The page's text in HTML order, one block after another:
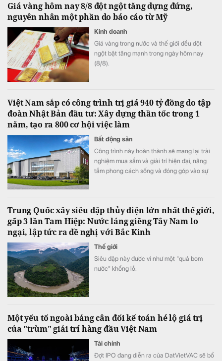
Giá vàng hôm nay 8/8 đột ngột tăng dựng đứng,
nguyên nhân một phần do báo cáo từ Mỹ
Kinh doanh
Giá vàng trong nước và thế giới đều đột
ngột bật tăng mạnh trong ngày hôm nay
(8/8).
Việt Nam sắp có công trình trị giá 940 tỷ đồng do tập
đoàn Nhật Bản đầu tư: Xây dựng thần tốc trong 1
năm, tạo ra 800 cơ hội việc làm
Bất động sản
Công trình này hoàn thành sẽ mang lại trải
nghiệm mua sắm và giải trí hiện đại, nâng
tầm phong cách sống và đóng góp vào sự
Trung Quốc xây siêu đập thủy điện lớn nhất thế giới,
gấp 3 lần Tam Hiệp: Nước láng giềng Tây Nam lo
ngại, lập tức ra đề nghị với Bắc Kinh
Thế giới
Siêu đập này được ví như một "quả bom
nước" khổng lồ.
Một yếu tố ngoài bảng cân đối kế toán hé lộ giá trị
của "trùm" giải trí hàng đầu Việt Nam
Tài chính
Đợt IPO đang diễn ra của DatVietVAC sẽ bổ